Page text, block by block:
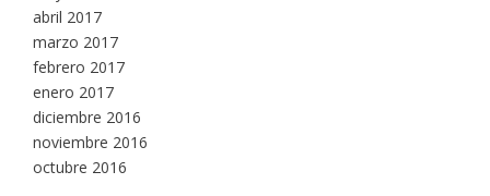
abril 2017
marzo 2017
febrero 2017
enero 2017
diciembre 2016
noviembre 2016
octubre 2016